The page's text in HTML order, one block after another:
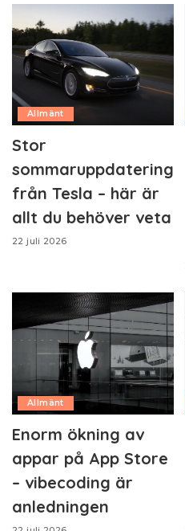
Allmänt
Stor
sommaruppdatering
från Tesla – här är
allt du behöver veta
22 juli 2026
Allmänt
Enorm ökning av
appar på App Store
– vibecoding är
anledningen